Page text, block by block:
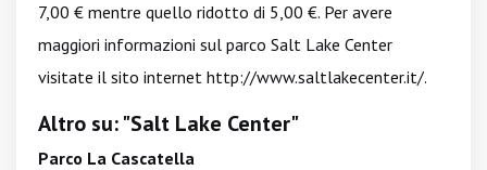
7,00 € mentre quello ridotto di 5,00 €. Per avere
maggiori informazioni sul parco Salt Lake Center
visitate il sito internet http://www.saltlakecenter.it/.
Altro su: "Salt Lake Center"
Parco La Cascatella